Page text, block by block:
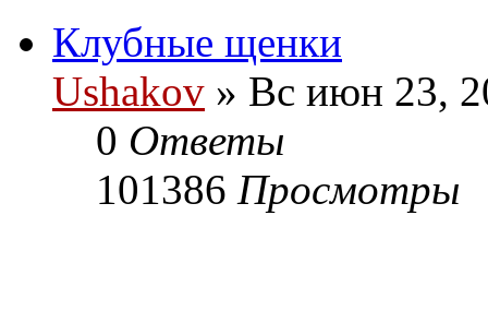
Клубные щенки
Ushakov » Вс июн 23,
0 Ответы
101386 Просмотры